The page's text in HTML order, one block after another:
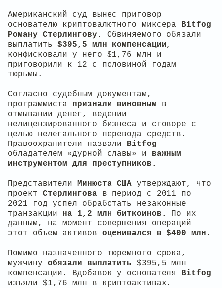
Американский суд вынес приговор
основателю криптовалютного миксера Bitfog
Роману Стерлингову . Обвиняемого обязали
выплатить $395,5 млн компенсации,
конфисковали у него $1,76 млн и
приговорили к 12 с половиной годам
тюрьмы.
Согласно судебным документам,
программиста признали виновным в
отмывании денег, ведении
нелицензированного бизнеса и сговоре с
целью нелегального перевода средств.
Правоохранители назвали Bitfog
обладателем «дурной славы» и важным
инструментом для преступников.
Представители Минюста США утверждают, что
проект Стерлингова в период с 2011 по
2021 год успел обработать незаконные
транзакции на 1,2 млн биткоинов.
По их
данным, на момент совершения операций
этот объем активов оценивался в $400 млн.
Помимо назначенного тюремного срока,
мужчину обязали выплатить $395,5 млн
компенсации. Вдобавок у основателя Bitfog
изъяли $1,76 млн в криптоактивах.